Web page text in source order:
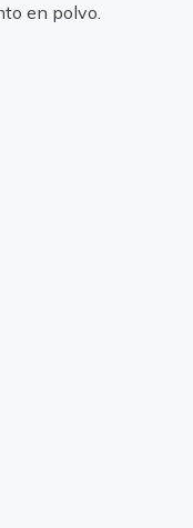
en polvo.